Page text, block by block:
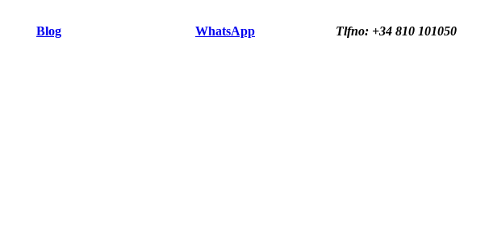
Blog WhatsApp Tlfno: +34 810 101050